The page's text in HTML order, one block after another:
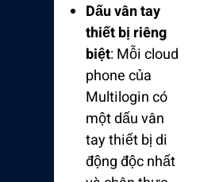
Dấu vân tay
thiết bị riêng
biệt: Mỗi cloud
phone của
Multilogin có
mộtdấu vân
tay thiết bịdi
động độc nhất